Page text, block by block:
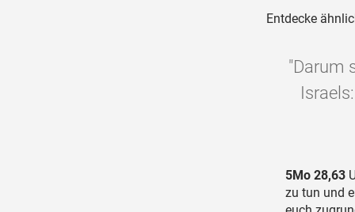
Entdecke
"Darum
5Mo 28,63
zu tun und